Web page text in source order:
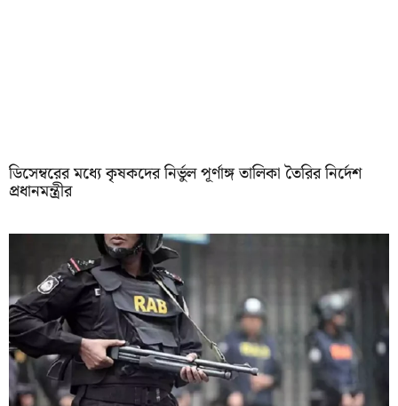
ডিসেম্বরের মধ্যে কৃষকদের নির্ভুল পূর্ণাঙ্গ তালিকা তৈরির নির্দেশ
প্রধানমন্ত্রীর